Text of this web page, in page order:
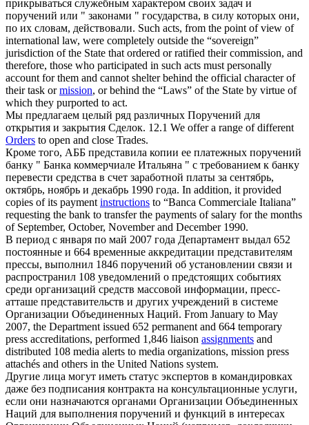
прикрываться служебным характером своих задач и
поручений или " законами " государства, в силу которых они,
по их словам, действовали. Such acts, from the point of view of
international law, were completely outside the “sovereign”
jurisdiction of the State that ordered or ratified their commission, and
therefore, those who participated in such acts must personally
account for them and cannot shelter behind the official character of
their task ormission, or behind the “Laws” of the State by virtue of
which they purported to act.
Мы предлагаем целый ряд различных Поручений для
открытия и закрытия Сделок. 12.1 We offer a range of different
Orders to open and close Trades.
Кроме того, АББ представила копии ее платежных поручений
банку " Банка коммерчиале Итальяна " с требованием к банку
перевести средства в счет заработной платы за сентябрь,
октябрь, ноябрь и декабрь 1990 года. In addition, it provided
copies of its paymentinstructions to “Banca Commerciale Italiana”
requesting the bank to transfer the payments of salary for the months
of September, October, November and December 1990.
В период с января по май 2007 года Департамент выдал 652
постоянные и 664 временные аккредитации представителям
прессы, выполнил 1846 поручений об установлении связи и
распространил 108 уведомлений о предстоящих событиях
среди организаций средств массовой информации, пресс-
атташе представительств и других учреждений в системе
Организации Объединенных Наций. From January to May
2007, the Department issued 652 permanent and 664 temporary
press accreditations, performed 1,846 liaison assignments and
distributed 108 media alerts to media organizations, mission press
attachés and others in the United Nations system.
Другие лица могут иметь статус экспертов в командировках
даже без подписания контракта на консультационные услуги,
если они назначаются органами Организации Объединенных
Наций для выполнения поручений и функций в интересах